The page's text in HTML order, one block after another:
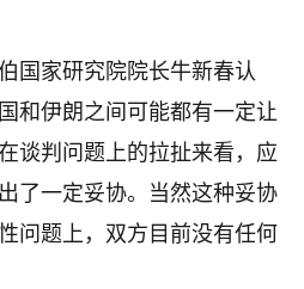
国家研究院院长牛新春认
和伊朗之间可能都有一定让
谈判问题上的拉扯来看，应
了一定妥协。当然这种妥协
问题上，双方目前没有任何